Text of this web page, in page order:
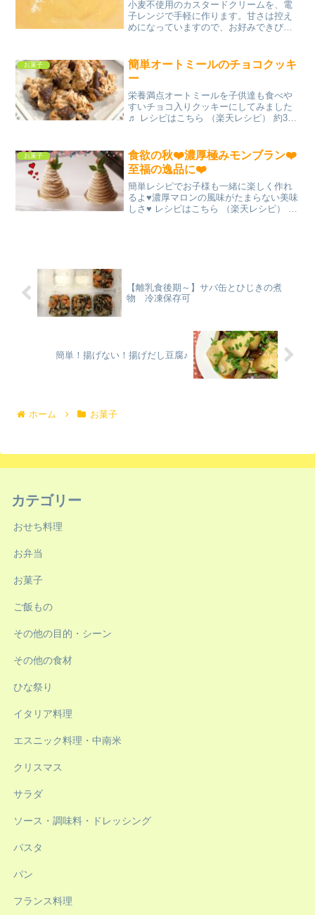
小麦不使用のカスタードクリームを、電
子レンジで手軽に作ります。甘さは控え
めになっていますので、お好みできび砂
牛乳オーツフラワーまたはコーンスター
チか米粉きび砂...
お菓子
簡単オートミールのチョコクッキ
ー
栄養満点オートミールを子供達も食べや
すいチョコ入りクッキーにしてみました
♬ レシピはこちら （楽天レシピ） 約30
お菓子
食欲の秋❤️濃厚極みモンブラン❤️
至福の逸品に❤️
簡単レシピでお子様も一緒に楽しく作れ
るよ♥️濃厚マロンの風味がたまらない美味
しさ♥️ レシピはこちら （楽天レシピ） 約
【離乳食後期～】サバ缶とひじきの煮
物 冷凍保存可
簡単！揚げない！揚げだし豆腐♪
ホーム お菓子
カテゴリー
おせち料理
お弁当
お菓子
ご飯もの
その他の目的・シーン
その他の食材
ひな祭り
イタリア料理
エスニック料理・中南米
クリスマス
サラダ
ソース・調味料・ドレッシング
パスタ
パン
フランス料理